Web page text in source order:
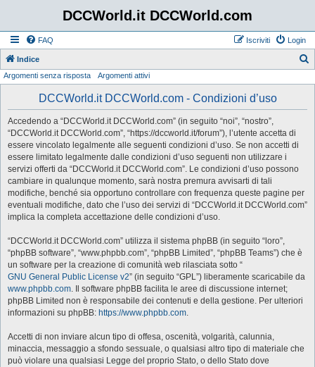
DCCWorld.it DCCWorld.com
FAQ Login
Iscriviti
Indice
Argomenti senza risposta Argomenti attivi
DCCWorld.it DCCWorld.com - Condizioni d’uso
Accedendo a “DCCWorld.it DCCWorld.com” (in seguito “noi”, “nostro”,
“DCCWorld.it DCCWorld.com”, “https://dccworld.it/forum”), l’utente accetta di
essere vincolato legalmente alle seguenti condizioni d’uso. Se non accetti di
essere limitato legalmente dalle condizioni d’uso seguenti non utilizzare i
servizi offerti da “DCCWorld.it DCCWorld.com”. Le condizioni d’uso possono
cambiare in qualunque momento, sarà nostra premura avvisarti di tali
modifiche, benché sia opportuno controllare con frequenza queste pagine per
eventuali modifiche, dato che l’uso dei servizi di “DCCWorld.it DCCWorld.com”
implica la completa accettazione delle condizioni d’uso.
“DCCWorld.it DCCWorld.com” utilizza il sistema phpBB (in seguito “loro”,
“phpBB software”, “www.phpbb.com”, “phpBB Limited”, “phpBB Teams”) che è
un software per la creazione di comunità web rilasciata sotto “
GNU General Public License v2” (in seguito “GPL”) liberamente scaricabile da
www.phpbb.com. Il software phpBB facilita le aree di discussione internet;
phpBB Limited non è responsabile dei contenuti e della gestione. Per ulteriori
informazioni su phpBB: https://www.phpbb.com.
Accetti di non inviare alcun tipo di offesa, oscenità, volgarità, calunnia,
minaccia, messaggio a sfondo sessuale, o qualsiasi altro tipo di materiale che
può violare una qualsiasi Legge del proprio Stato, o dello Stato dove